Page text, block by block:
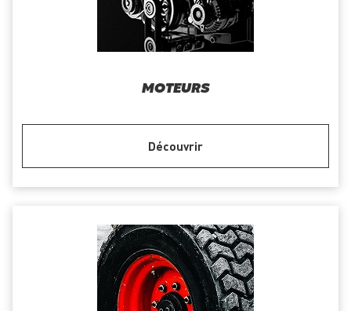
MOTEURS
Découvrir